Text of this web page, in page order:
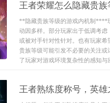
王者荣耀怎么隐藏贵
**隐藏贵族等级的游戏内机制****
动因多样。部分玩家出于低调考
或被对手针对性针对。也有玩家
贵族等级可能引发不必要的关注
了玩家对游戏环境复杂性的感知与
王者熟练度称号，英